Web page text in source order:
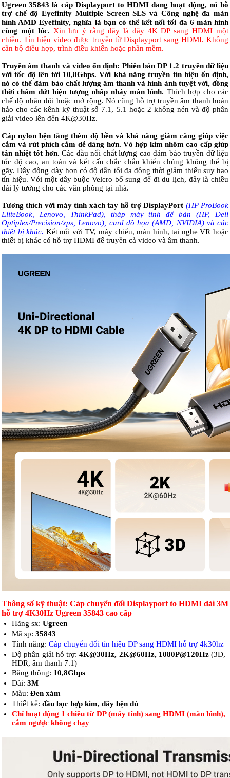
Ugreen 35843 là cáp Displayport to HDMI đang hoạt động, nó hỗ
trợ chế độ Eyefinity Multiple Screen SLS và Công nghệ đa màn
hình AMD Eyefinity, nghĩa là bạn có thể kết nối tối đa 6 màn hình
cùng một lúc. Xin lưu ý rằng đây là dây 4K DP sang HDMI một
chiều. Tín hiệu video được truyền từ Displayport sang HDMI. Không
cần bộ điều hợp, trình điều khiển hoặc phần mềm.
Truyền âm thanh và video ổn định: Phiên bản DP 1.2 truyền dữ liệu
với tốc độ lên tới 10,8Gbps. Với khả năng truyền tín hiệu ổn định,
nó có thể đảm bảo chất lượng âm thanh và hình ảnh tuyệt vời, đồng
thời chấm dứt hiện tượng nhấp nháy màn hình. Thích hợp cho các
chế độ nhân đôi hoặc mở rộng. Nó cũng hỗ trợ truyền âm thanh hoàn
hảo cho các kênh kỹ thuật số 7.1, 5.1 hoặc 2 không nén và độ phân
giải video lên đến 4K@30Hz.
Cáp nylon bện tăng thêm độ bền và khả năng giảm căng giúp việc
cắm và rút phích cắm dễ dàng hơn. Vỏ hợp kim nhôm cao cấp giúp
tản nhiệt tốt hơn. Các đầu nối chất lượng cao đảm bảo truyền dữ liệu
tốc độ cao, an toàn và kết cấu chắc chắn khiến chúng không thể bị
gãy. Dây đồng dày hơn có độ dẫn tối đa đồng thời giảm thiểu suy hao
tín hiệu. Với một dây buộc Velcro bổ sung để đi du lịch, đây là chiều
dài lý tưởng cho các văn phòng tại nhà.
Tương thích với máy tính xách tay hỗ trợ DisplayPort (HP ProBook
EliteBook, Lenovo, ThinkPad), tháp máy tính để bàn (HP, Dell
Optiplex/Precision/xps, Lenovo), card đồ họa (AMD, NVIDIA) và các
thiết bị khác. Kết nối với TV, máy chiếu, màn hình, tai nghe VR hoặc
thiết bị khác có hỗ trợ HDMI để truyền cả video và âm thanh.
Thông số kỹ thuật: Cáp chuyển đổi Displayport to HDMI dài 3M
hỗ trợ 4K30Hz Ugreen 35843 cao cấp
Hãng sx: Ugreen
Mã sp: 35843
Tính năng: Cáp chuyển đổi tín hiệu DP sang HDMI hỗ trợ 4k30hz
Độ phân giải hỗ trợ:4K@30Hz, 2K@60Hz, 1080P@120Hz (3D,
HDR, âm thanh 7.1)
Băng thông: 10,8Gbps
Dài: 3M
Màu: Đen xám
Thiết kế: đầu bọc hợp kim, dây bện dù
Chỉ hoạt động 1 chiều từ DP (máy tính) sang HDMI (màn hình),
cắm ngược không chạy